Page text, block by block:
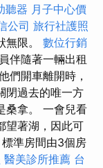
聽器 月子中心價
公司 旅行社護照
無限。 數位行銷
伴隨著一輛出租
們開車離開時，
閉過去的唯一方
桑拿。 一會兒看
望著湖，因此可
標準房間由3個房
醫美診所推薦 台